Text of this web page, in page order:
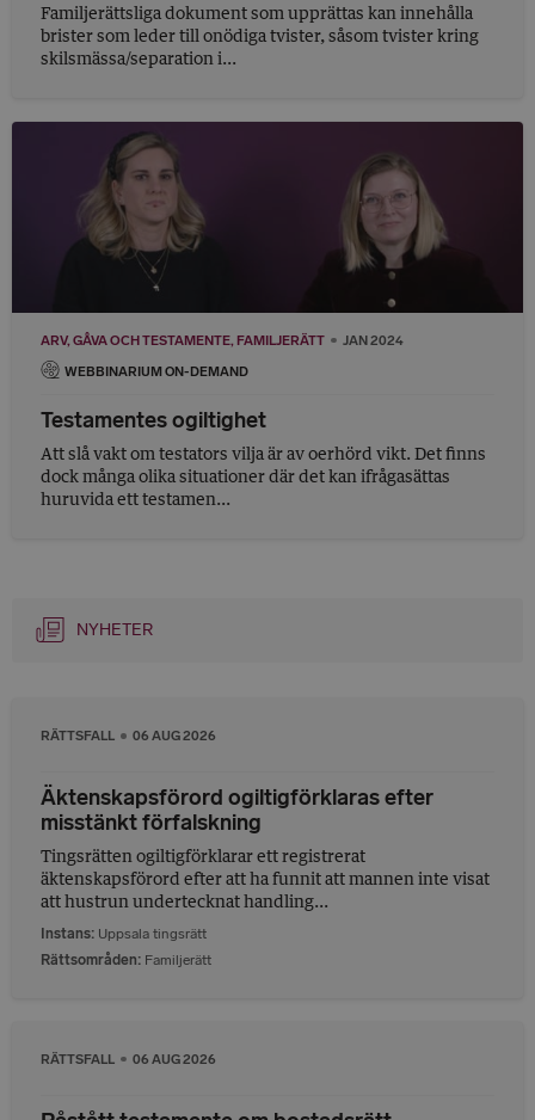
Familjerättsliga dokument som upprättas kan innehålla
brister som leder till onödiga tvister, såsom tvister kring
skilsmässa/separation i...
ARV, GÅVA OCH TESTAMENTE FAMILJERÄTT JAN 2024
WEBBINARIUM ON-DEMAND
Testamentes ogiltighet
Att slå vakt om testators vilja är av oerhörd vikt. Det finns
dock många olika situationer där det kan ifrågasättas
huruvida ett testamen...
NYHETER
RÄTTSFALL 06 AUG 2026
Äktenskapsförord ogiltigförklaras efter
misstänkt förfalskning
Tingsrätten ogiltigförklarar ett registrerat
äktenskapsförord efter att ha funnit att mannen inte visat
att hustrun undertecknat handling...
Instans Uppsala tingsrätt
Rättsområden Familjerätt
RÄTTSFALL 06 AUG 2026